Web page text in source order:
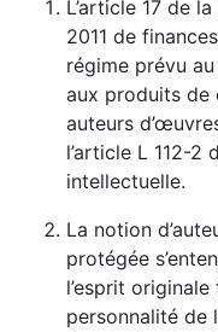
L’article 17 de
2011 de
régime prévu
aux produits de
auteurs
l’article L 112-
intellectuelle.
La notion
protégée
l’esprit
personnalité de